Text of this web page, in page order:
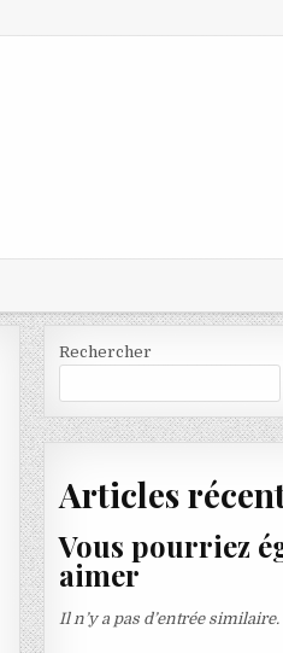
Rechercher
Articles
Vous pourriez
aimer
Il n’y a pas d’entrée similaire.